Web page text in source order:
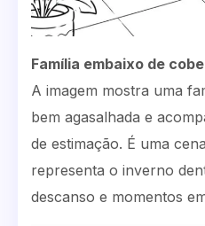
Família embaixo de
A imagem mostra uma
bem agasalhada e
de estimação. É uma
representa o inverno
descanso e momentos